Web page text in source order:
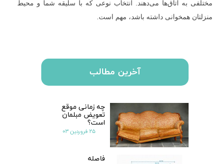
مختلفی به اتاق‌ها می‌دهند. انتخاب نوعی که با سلیقه شما و محیط
منزلتان همخوانی داشته باشد، مهم است.
آخرین مطالب
چه زمانی موقع
تعویض مبلمان
است؟
۲۵ فروردین ۰۳
فاصله